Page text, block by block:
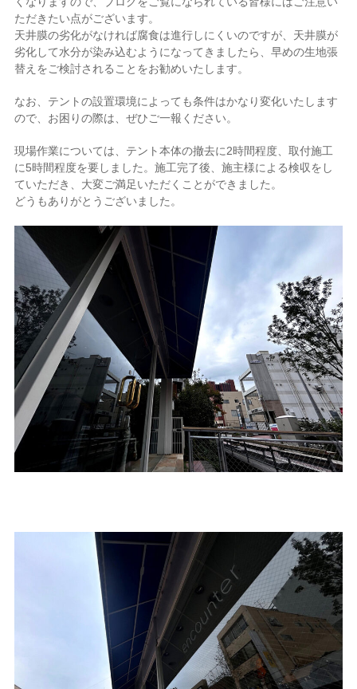
ただきたい点がございます。
天井膜の劣化がなければ腐食は進行しにくいのですが、天井膜が
劣化して水分が染み込むようになってきましたら、早めの生地張
替えをご検討されることをお勧めいたします。
なお、テントの設置環境によっても条件はかなり変化いたします
ので、お困りの際は、ぜひご一報ください。
現場作業については、テント本体の撤去に2時間程度、取付施工
に5時間程度を要しました。施工完了後、施主様による検収をし
ていただき、大変ご満足いただくことができました。
どうもありがとうございました。